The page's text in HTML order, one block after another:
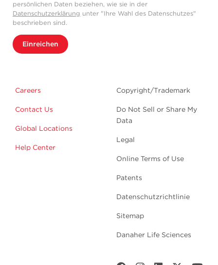
persönlichen Daten beziehen, wie sie in der
Datenschutzerklärung unter "Ihre Wahl des Datenschutzes"
beschrieben sind.
Einreichen
Careers
Contact Us
Global Locations
Help Center
Copyright/Trademark
Do Not Sell or Share My
Data
Legal
Online Terms of Use
Patents
Datenschutzrichtlinie
Sitemap
Danaher Life Sciences